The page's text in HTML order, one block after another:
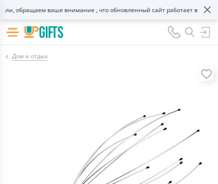
обращаем ваше внимание , что обновленный сайт работает в
Дом и отдых